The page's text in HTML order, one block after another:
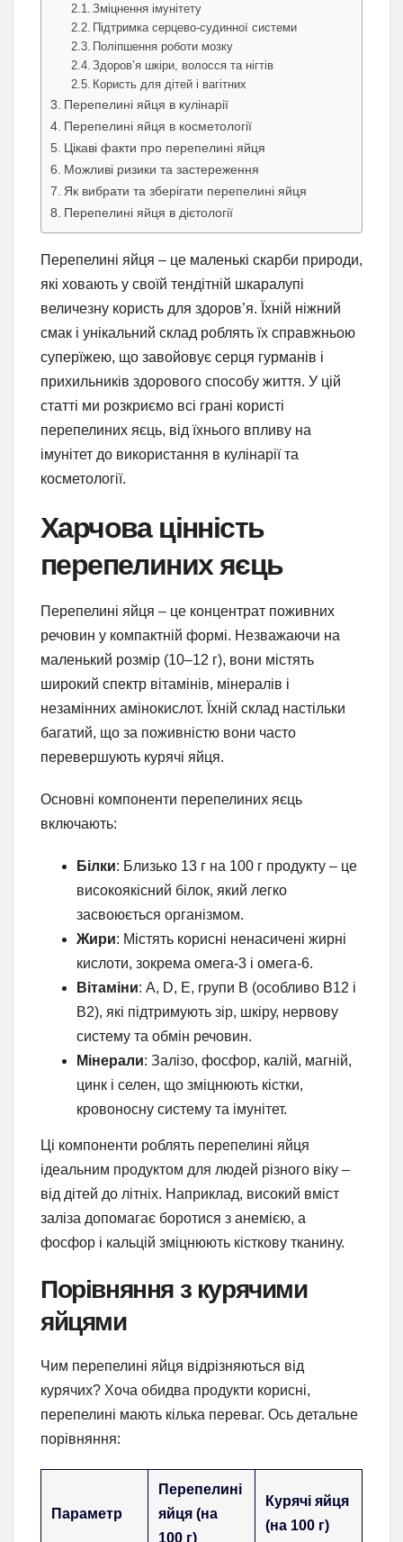
Зміцнення імунітету
Підтримка серцево-судинної системи
Поліпшення роботи мозку
Здоров’я шкіри, волосся та нігтів
Користь для дітей і вагітних
Перепелині яйця в кулінарії
Перепелині яйця в косметології
Цікаві факти про перепелині яйця
Можливі ризики та застереження
Як вибрати та зберігати перепелині яйця
Перепелині яйця в дієтології
Перепелині яйця – це маленькі скарби природи,
які ховають у своїй тендітній шкаралупі
величезну користь для здоров’я. Їхній ніжний
смак і унікальний склад роблять їх справжньою
суперїжею, що завойовує серця гурманів і
прихильників здорового способу життя. У цій
статті ми розкриємо всі грані користі
перепелиних яєць, від їхнього впливу на
імунітет до використання в кулінарії та
косметології.
Харчова цінність
перепелиних яєць
Перепелині яйця – це концентрат поживних
речовин у компактній формі. Незважаючи на
маленький розмір (10–12 г), вони містять
широкий спектр вітамінів, мінералів і
незамінних амінокислот. Їхній склад настільки
багатий, що за поживністю вони часто
перевершують курячі яйця.
Основні компоненти перепелиних яєць
включають:
Білки: Близько 13 г на 100 г продукту – це
високоякісний білок, який легко
засвоюється організмом.
Жири: Містять корисні ненасичені жирні
кислоти, зокрема омега-3 і омега-6.
Вітаміни: A, D, E, групи B (особливо B12 і
B2), які підтримують зір, шкіру, нервову
систему та обмін речовин.
Мінерали: Залізо, фосфор, калій, магній,
цинк і селен, що зміцнюють кістки,
кровоносну систему та імунітет.
Ці компоненти роблять перепелині яйця
ідеальним продуктом для людей різного віку –
від дітей до літніх. Наприклад, високий вміст
заліза допомагає боротися з анемією, а
фосфор і кальцій зміцнюють кісткову тканину.
Порівняння з курячими
яйцями
Чим перепелині яйця відрізняються від
курячих? Хоча обидва продукти корисні,
перепелині мають кілька переваг. Ось детальне
порівняння:
Параметр
Перепелині
яйця (на
100 г)
Курячі яйця
(на 100 г)